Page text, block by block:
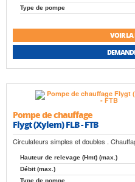
Type de pompe
VOIR LA
Pompe de chauffage
Flygt (Xylem) FLB - FTB
Circulateurs simples et doubles .
Hauteur de relevage (Hmt) (max.)
Débit (max.)
Type de pompe